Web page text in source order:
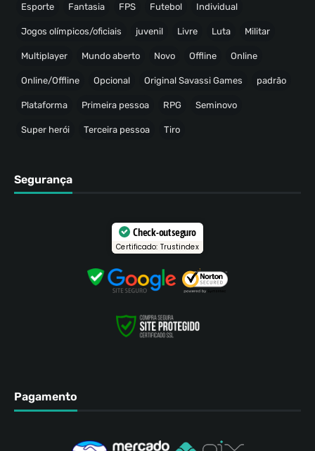
Esporte Fantasia FPS Futebol Individual
Jogos olímpicos/oficiais juvenil Livre Luta Militar
Multiplayer Mundo aberto Novo Offline Online
Online/Offline Opcional Original Savassi Games padrão
Plataforma Primeira pessoa RPG Seminovo
Super herói Terceira pessoa Tiro
Segurança
Check-out seguro
Certificado: Trustindex
Pagamento